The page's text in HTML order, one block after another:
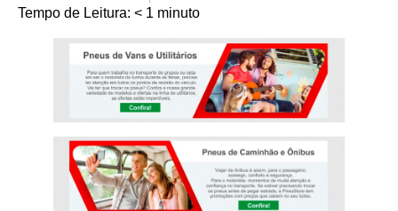
Tempo de Leitura: < 1 minuto